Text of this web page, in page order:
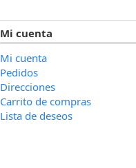
Mi cuenta
Mi cuenta
Pedidos
Direcciones
Carrito de compras
Lista de deseos